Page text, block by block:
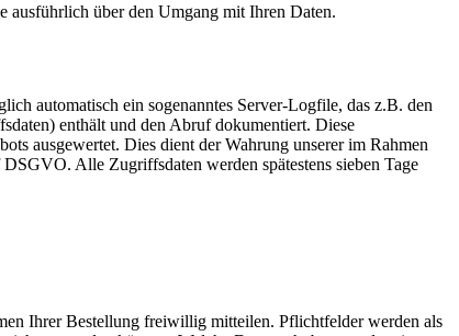
ausführlich über den Umgang mit Ihren Daten.
automatisch ein sogenanntes Server-Logfile, das z.B. den
enthält und den Abruf dokumentiert. Diese
ausgewertet. Dies dient der Wahrung unserer im Rahmen
Alle Zugriffsdaten werden spätestens sieben Tage
Ihrer Bestellung freiwillig mitteilen. Pflichtfelder werden als